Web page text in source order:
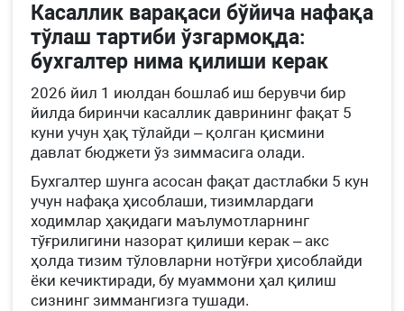
Касаллик варақаси бўйича нафақа
тўлаш тартиби ўзгармоқда:
бухгалтер нима қилиши керак
2026 йил 1 июлдан бошлаб иш берувчи бир
йилда биринчи касаллик даврининг фақат 5
куни учун ҳақ тўлайди – қолган қисмини
давлат бюджети ўз зиммасига олади.
Бухгалтер шунга асосан фақат дастлабки 5 кун
учун нафақа ҳисоблаши, тизимлардаги
ходимлар ҳақидаги маълумотларнинг
тўғрилигини назорат қилиши керак – акс
ҳолда тизим тўловларни нотўғри ҳисоблайди
ёки кечиктиради, бу муаммони ҳал қилиш
сизнинг зиммангизга тушади.